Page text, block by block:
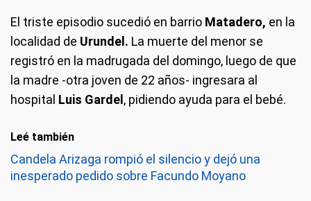
El triste episodio sucedió en barrio Matadero, en la
localidad de Urundel. La muerte del menor se
registró en la madrugada del domingo, luego de que
la madre -otra joven de 22 años- ingresara al
hospital Luis Gardel, pidiendo ayuda para el bebé.
Leé también
Candela Arizaga rompió el silencio y dejó una
inesperado pedido sobre Facundo Moyano